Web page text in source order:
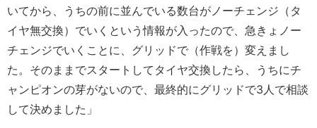
いてから、うちの前に並んでいる数台がノーチェンジ（タ
イヤ無交換）でいくという情報が入ったので、急きょノー
チェンジでいくことに、グリッドで（作戦を）変えまし
た。そのままでスタートしてタイヤ交換したら、うちにチ
ャンピオンの芽がないので、最終的にグリッドで3人で相談
して決めました」